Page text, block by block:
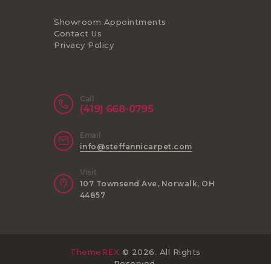
Showroom Appointments
Contact Us
Privacy Policy
Call
(419) 668-0795
Email
info@steffannicarpet.com
Visit
107 Townsend Ave, Norwalk, OH
44857
ThemeREX © 2026. All Rights